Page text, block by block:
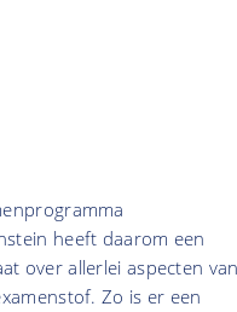
heeft daarom een
over allerlei aspecten
Zo is er een